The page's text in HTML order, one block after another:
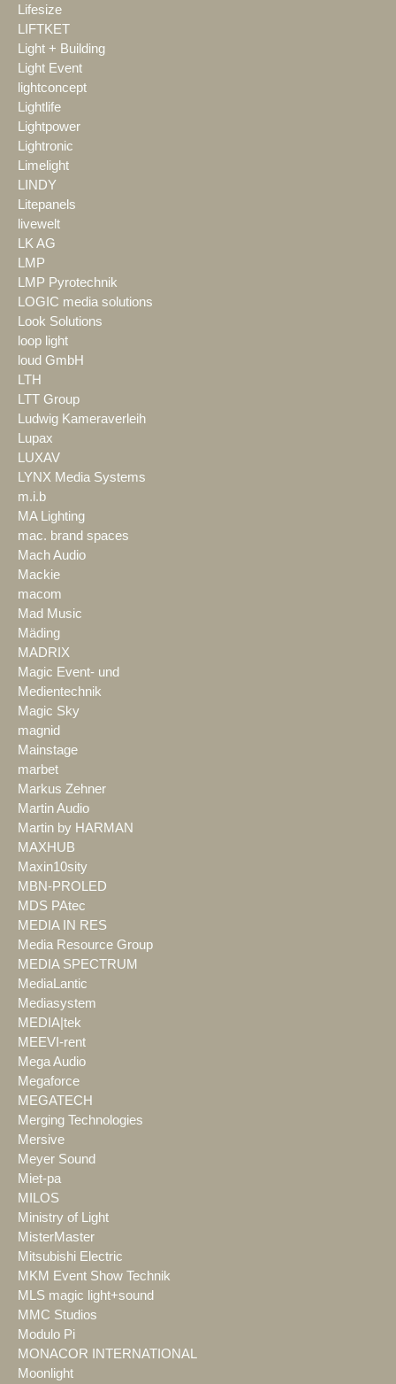
Lifesize
LIFTKET
Light + Building
Light Event
lightconcept
Lightlife
Lightpower
Lightronic
Limelight
LINDY
Litepanels
livewelt
LK AG
LMP
LMP Pyrotechnik
LOGIC media solutions
Look Solutions
loop light
loud GmbH
LTH
LTT Group
Ludwig Kameraverleih
Lupax
LUXAV
LYNX Media Systems
m.i.b
MA Lighting
mac. brand spaces
Mach Audio
Mackie
macom
Mad Music
Mäding
MADRIX
Magic Event- und
Medientechnik
Magic Sky
magnid
Mainstage
marbet
Markus Zehner
Martin Audio
Martin by HARMAN
MAXHUB
Maxin10sity
MBN-PROLED
MDS PAtec
MEDIA IN RES
Media Resource Group
MEDIA SPECTRUM
MediaLantic
Mediasystem
MEDIA|tek
MEEVI-rent
Mega Audio
Megaforce
MEGATECH
Merging Technologies
Mersive
Meyer Sound
Miet-pa
MILOS
Ministry of Light
MisterMaster
Mitsubishi Electric
MKM Event Show Technik
MLS magic light+sound
MMC Studios
Modulo Pi
MONACOR INTERNATIONAL
Moonlight